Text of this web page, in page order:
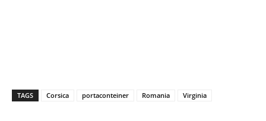
TAGS Corsica portaconteiner Romania Virginia